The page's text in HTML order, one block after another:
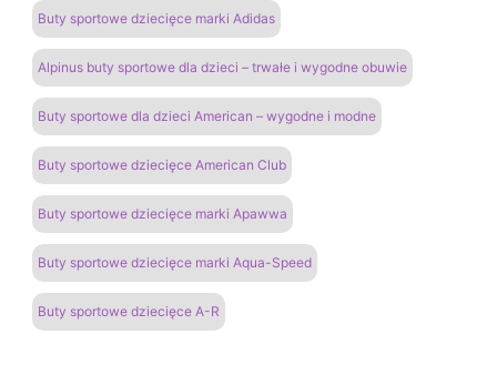
Buty sportowe dziecięce marki Adidas
Alpinus buty sportowe dla dzieci – trwałe i wygodne obuwie
Buty sportowe dla dzieci American – wygodne i modne
Buty sportowe dziecięce American Club
Buty sportowe dziecięce marki Apawwa
Buty sportowe dziecięce marki Aqua-Speed
Buty sportowe dziecięce A-R